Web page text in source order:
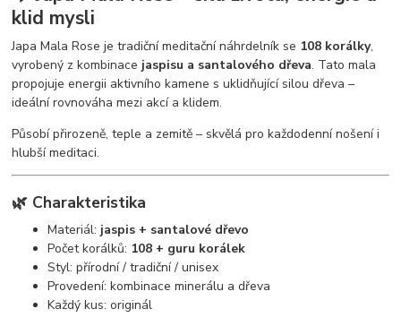
klid mysli
Japa Mala Rose je tradiční meditační náhrdelník se 108 korálky,
vyrobený z kombinace jaspisu a santalového dřeva. Tato mala
propojuje energii aktivního kamene s uklidňující silou dřeva –
ideální rovnováha mezi akcí a klidem.
Působí přirozeně, teple a zemitě – skvělá pro každodenní nošení i
hlubší meditaci.
🌿 Charakteristika
Materiál: jaspis + santalové dřevo
Počet korálků: 108 + guru korálek
Styl: přírodní / tradiční / unisex
Provedení: kombinace minerálu a dřeva
Každý kus: originál